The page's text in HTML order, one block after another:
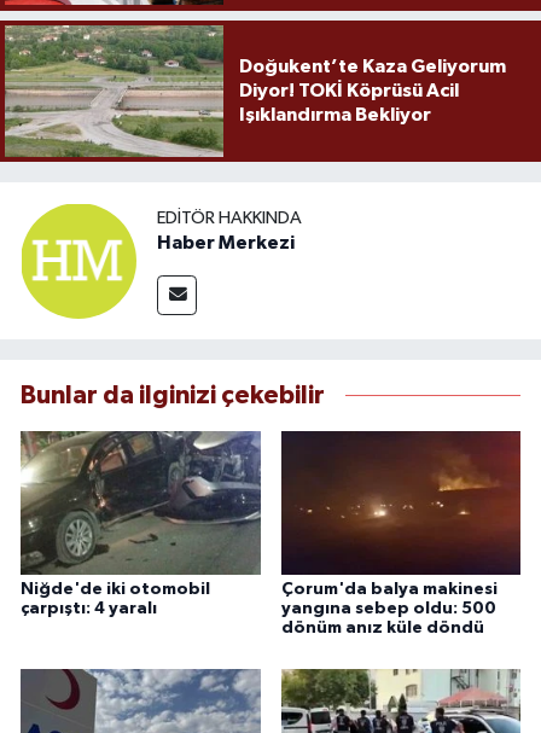
Doğukent’te Kaza Geliyorum
Diyor! TOKİ Köprüsü Acil
Işıklandırma Bekliyor
EDITÖR HAKKINDA
Haber Merkezi
Bunlar da ilginizi çekebilir
Niğde'de iki otomobil
çarpıştı: 4 yaralı
Çorum'da balya makinesi
yangına sebep oldu: 500
dönüm anız küle döndü